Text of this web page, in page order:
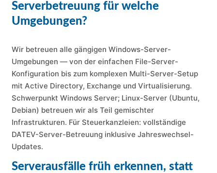
Serverbetreuung für welche
Umgebungen?
Wir betreuen alle gängigen Windows-Server-
Umgebungen — von der einfachen File-Server-
Konfiguration bis zum komplexen Multi-Server-Setup
mit Active Directory, Exchange und Virtualisierung.
Schwerpunkt Windows Server; Linux-Server (Ubuntu,
Debian) betreuen wir als Teil gemischter
Infrastrukturen. Für Steuerkanzleien: vollständige
DATEV-Server-Betreuung inklusive Jahreswechsel-
Updates.
Serverausfälle früh erkennen, statt